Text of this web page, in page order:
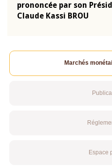
prononcée par son
Claude Kassi BROU
Marchés
Espace